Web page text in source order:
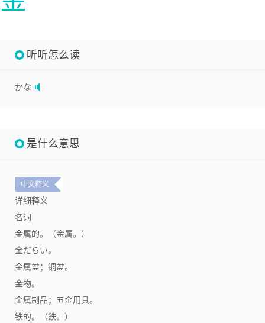
听听怎么读
かな
是什么意思
中文释义
详细释义
名词
金属的。（金属。）
金だらい。
金属盆；铜盆。
金物。
金属制品；五金用具。
铁的。（鉄。）